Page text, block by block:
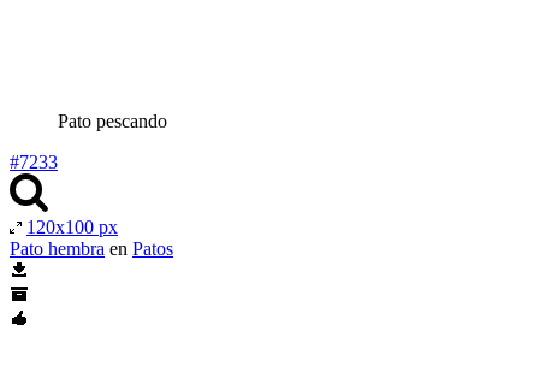
Pato pescando
#7233
120x100 px
Pato hembra en Patos